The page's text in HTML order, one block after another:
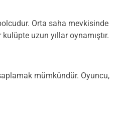
Orta saha mevkisinde
uzun yıllar oynamıştır.
mümkündür. Oyuncu,